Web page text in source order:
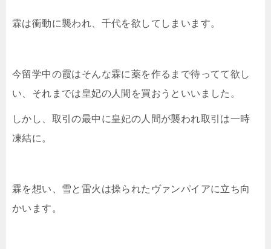
霖は衝動に襲われ、千代を欲してしまいます。
今留学中の霞はそんな霖に薬を作るまで待ってて欲し
い、それまでは皇妃の人間を買おうといいました。
しかし、取引の最中に皇妃の人間が襲われ取引は一時
凍結に。
霖を想い、雪と雷火は操られたヴァンパイアに立ち向
かいます。